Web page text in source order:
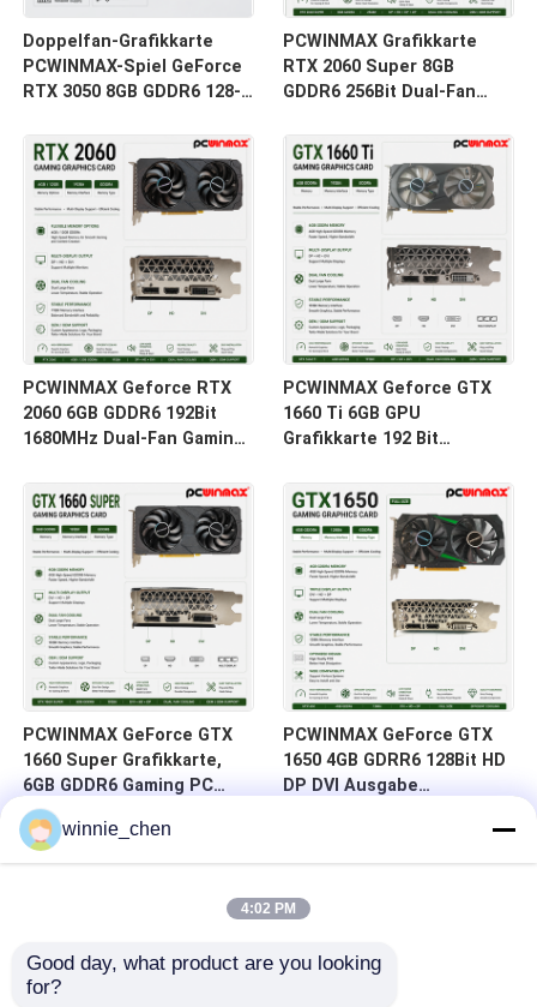
Doppelfan-Grafikkarte
PCWINMAX-Spiel GeForce
RTX 3050 8GB GDDR6 128-
Spiel
PCWINMAX Grafikkarte
RTX 2060 Super 8GB
GDDR6 256Bit Dual-Fan
Tracing für Gaming PC
OEM Großhandel
PCWINMAX Geforce RTX
2060 6GB GDDR6 192Bit
1680MHz Dual-Fan Gaming
auf Lager für Desktop-
Computer
PCWINMAX Geforce GTX
1660 Ti 6GB GPU
Grafikkarte 192 Bit
DVI 14Gbps Speicher
PCWINMAX GeForce GTX
1660 Super Grafikkarte,
6GB GDDR6 Gaming PC
GPU 192bit Videokarte
PCIe 3.0 x16 1660S
Spielkarten
PCWINMAX GeForce GTX
1650 4GB GDRR6 128Bit HD
DP DVI Ausgabe
winnie_chen
4:02 PM
Good day, what product are you looking
for?